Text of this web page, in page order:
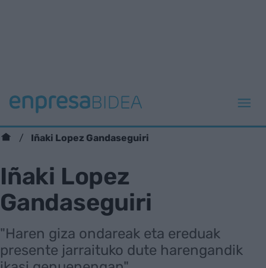
Iñaki Lopez Gandaseguiri
Iñaki Lopez
Gandaseguiri
"Haren giza ondareak eta ereduak
presente jarraituko dute harengandik